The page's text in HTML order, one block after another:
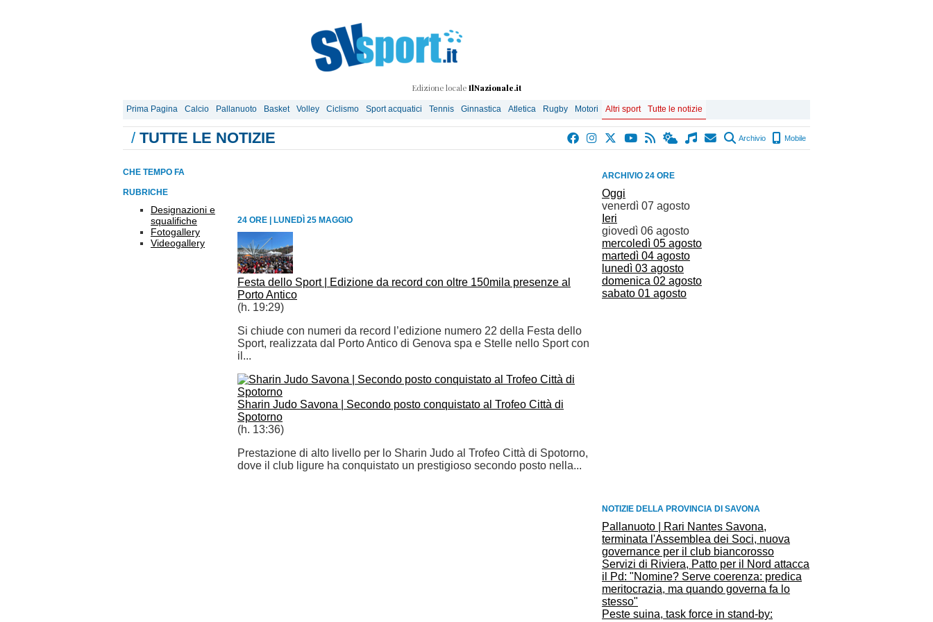
Edizione locale IlNazionale.it
Prima Pagina Calcio Pallanuoto Basket Volley Ciclismo Sport acquatici Tennis Ginnastica Atletica Rugby Motori Altri sport Tutte le notizie
/ TUTTE LE NOTIZIE Archivio Mobile
ARCHIVIO 24 ORE
Oggi
venerdì 07 agosto
Ieri
giovedì 06 agosto
mercoledì 05 agosto
martedì 04 agosto
lunedì 03 agosto
domenica 02 agosto
sabato 01 agosto
NOTIZIE DELLA PROVINCIA DI SAVONA
Pallanuoto | Rari Nantes Savona,
terminata l'Assemblea dei Soci, nuova
governance per il club biancorosso
Servizi di Riviera, Patto per il Nord attacca
il Pd: "Nomine? Serve coerenza: predica
meritocrazia, ma quando governa fa lo
stesso"
Peste suina, task force in stand-by:
CHE TEMPO FA
RUBRICHE
Designazioni e
squalifiche
Fotogallery
Videogallery
24 ORE LUNEDÌ 25 MAGGIO
Festa dello Sport | Edizione da record con oltre 150mila presenze al
Porto Antico
(h. 19:29)
Si chiude con numeri da record l’edizione numero 22 della Festa dello
Sport, realizzata dal Porto Antico di Genova spa e Stelle nello Sport con
il...
Sharin Judo Savona | Secondo posto conquistato al Trofeo Città di
Spotorno
(h. 13:36)
Prestazione di alto livello per lo Sharin Judo al Trofeo Città di Spotorno,
dove il club ligure ha conquistato un prestigioso secondo posto nella...